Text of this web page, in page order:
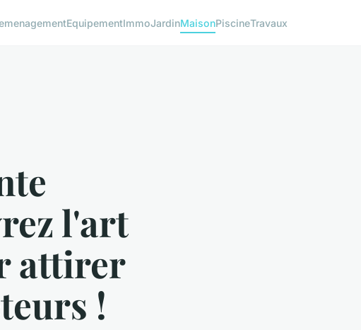
EquipementImmoJardinMaisonPiscineTravaux
l'art
attirer
!